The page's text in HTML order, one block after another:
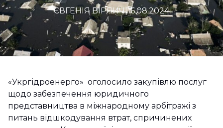
ЄВГЕНІЯ ВІРЛИЧ|16.08.2024
«Укргідроенерго» оголосило закупівлю послуг
щодо забезпечення юридичного
представництва в міжнародному арбітражі з
питань відшкодування втрат, спричинених